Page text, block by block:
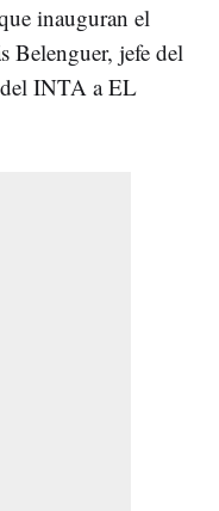
inauguran el
Belenguer, jefe del
del INTA a EL